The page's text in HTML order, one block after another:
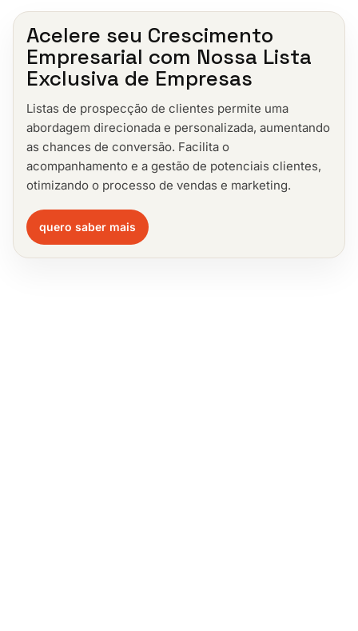
Acelere seu Crescimento
Empresarial com Nossa Lista
Exclusiva de Empresas
Listas de prospecção de clientes permite uma
abordagem direcionada e personalizada, aumentando
as chances de conversão. Facilita o
acompanhamento e a gestão de potenciais clientes,
otimizando o processo de vendas e marketing.
quero saber mais